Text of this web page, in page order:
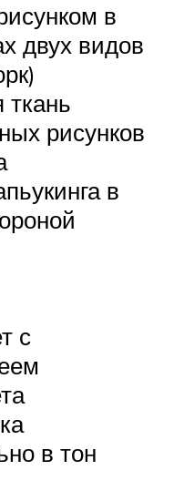
в
двух видов
ткань
рисунков
в
с
в тон